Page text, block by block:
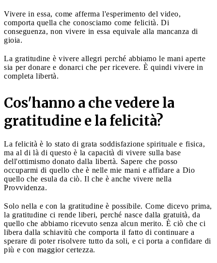
Vivere in essa, come afferma l'esperimento del video,
comporta quella che conosciamo come felicità. Di
conseguenza, non vivere in essa equivale alla mancanza di
gioia.
La gratitudine è vivere allegri perché abbiamo le mani aperte
sia per donare e donarci che per ricevere. È quindi vivere in
completa libertà.
Cos'hanno a che vedere la
gratitudine e la felicità?
La felicità è lo stato di grata soddisfazione spirituale e fisica,
ma al di là di questo è la capacità di vivere sulla base
dell'ottimismo donato dalla libertà. Sapere che posso
occuparmi di quello che è nelle mie mani e affidare a Dio
quello che esula da ciò. Il che è anche vivere nella
Provvidenza.
Solo nella e con la gratitudine è possibile. Come dicevo prima,
la gratitudine ci rende liberi, perché nasce dalla gratuità, da
quello che abbiamo ricevuto senza alcun merito. È ciò che ci
libera dalla schiavitù che comporta il fatto di continuare a
sperare di poter risolvere tutto da soli, e ci porta a confidare di
più e con maggior certezza.